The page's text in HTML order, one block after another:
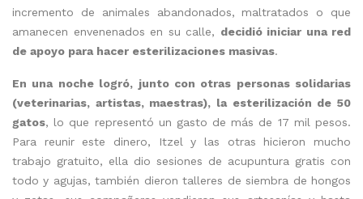
incremento de animales abandonados, maltratados o que
amanecen envenenados en su calle, decidió iniciar una red
de apoyo para hacer esterilizaciones masivas.
En una noche logró, junto con otras personas solidarias
(veterinarias, artistas, maestras), la esterilización de 50
gatos, lo que representó un gasto de más de 17 mil pesos.
Para reunir este dinero, Itzel y las otras hicieron mucho
trabajo gratuito, ella dio sesiones de acupuntura gratis con
todo y agujas, también dieron talleres de siembra de hongos